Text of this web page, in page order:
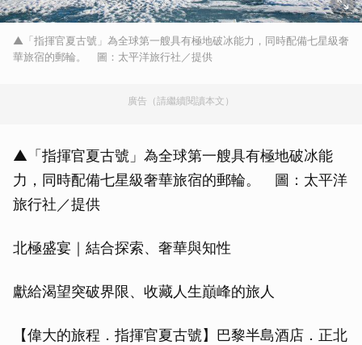
▲「指揮官夏古號」為全球第一艘具有極地破冰能力，同時配備七星級奢
華旅宿的郵輪。 圖：太平洋旅行社／提供
廣告（請繼續閱讀本文）
▲「指揮官夏古號」為全球第一艘具有極地破冰能
力，同時配備七星級奢華旅宿的郵輪。 圖：太平洋
旅行社／提供
北極盛宴｜結合探索、奢華與知性
獻給渴望突破界限、收藏人生巔峰的旅人
【偉大的旅程．指揮官夏古號】巴黎半島酒店．正北